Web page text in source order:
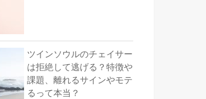
ツインソウルのチェイサー
は拒絶して逃げる？特徴や
課題、離れるサインやモテ
るって本当？